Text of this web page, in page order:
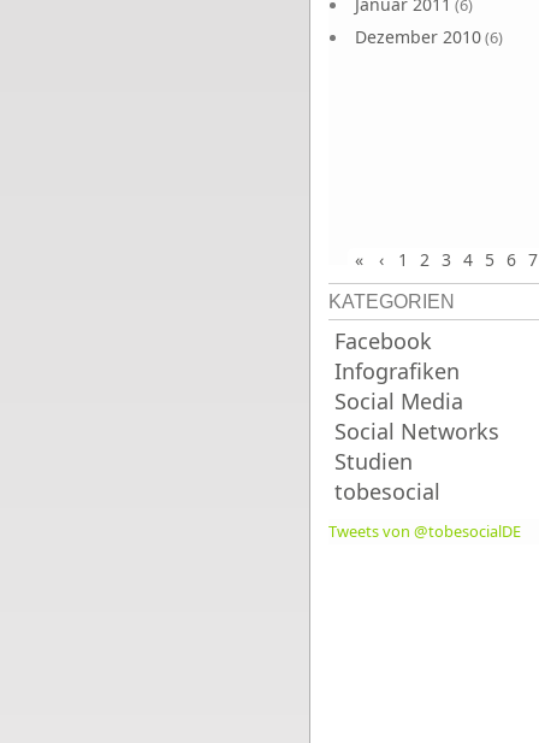
(6)
Dezember 2010(6)
« ‹ 1 2 3 4 5 6 7
KATEGORIEN
Facebook
Infografiken
Social Media
Social Networks
Studien
tobesocial
Tweets von @tobesocialDE